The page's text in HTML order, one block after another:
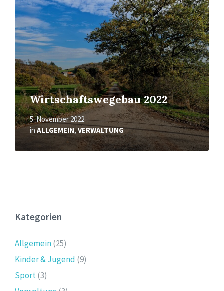
Wirtschaftswegebau 2022
5. November 2022
in ALLGEMEIN,VERWALTUNG
Kategorien
Allgemein(25)
Kinder & Jugend (9)
Sport(3)